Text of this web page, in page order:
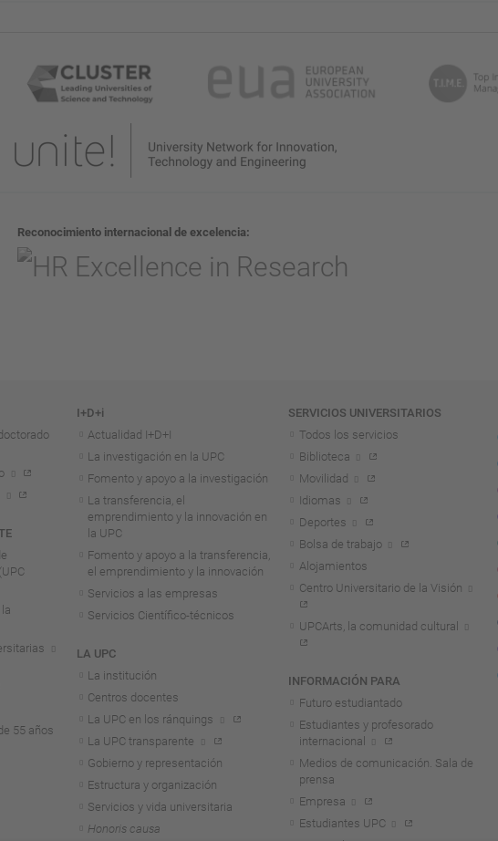
Reconocimiento internacional de excelencia
55 años
I+D+i
Actualidad I+D+I
La investigación en la UPC
Fomento y apoyo a la investigación
La transferencia, el
emprendimiento y la innovación en
la UPC
Fomento y apoyo a la transferencia,
el emprendimiento y la innovación
Servicios a las empresas
Servicios Científico-técnicos
LA UPC
La institución
Centros docentes
La UPC en los ránquings
La UPC transparente
Gobierno y representación
Estructura y organización
Servicios y vida universitaria
Honoris causa
SERVICIOS UNIVERSITARIOS
Todos los servicios
Biblioteca
Movilidad
Idiomas
Deportes
Bolsa de trabajo
Alojamientos
Centro Universitario de la Visión
UPCArts, la comunidad cultural
INFORMACIÓN PARA
Futuro estudiantado
Estudiantes y profesorado
internacional
Medios de comunicación. Sala de
prensa
Empresa
Estudiantes UPC